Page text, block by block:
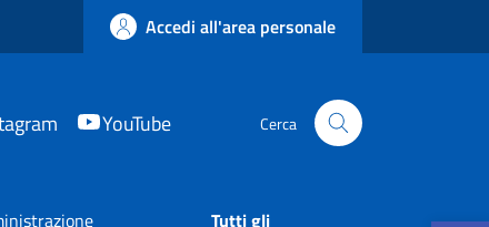
Accedi all'area personale
YouTube Cerca
Tutti gli